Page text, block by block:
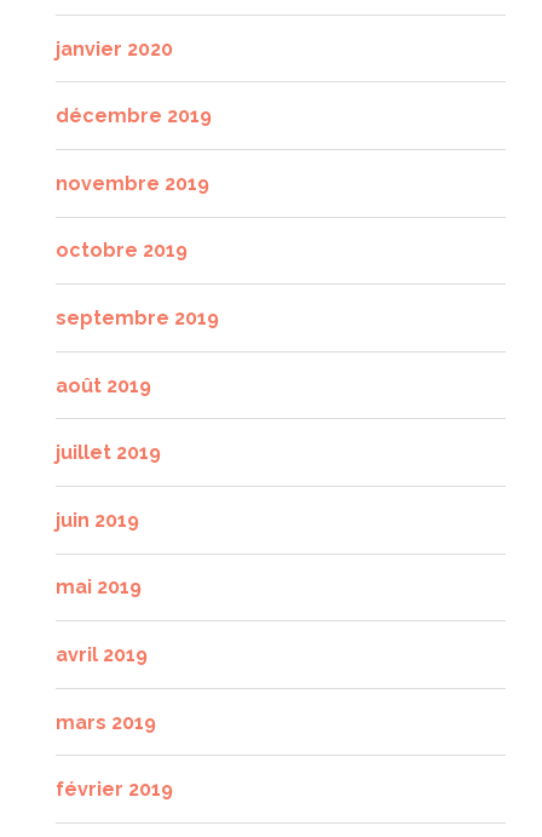
janvier 2020
décembre 2019
novembre 2019
octobre 2019
septembre 2019
août 2019
juillet 2019
juin 2019
mai 2019
avril 2019
mars 2019
février 2019